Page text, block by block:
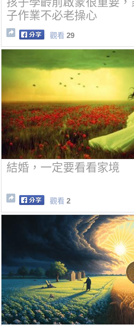
子作業不必老操心
觀看 29
結婚，一定要看看家境
觀看 2